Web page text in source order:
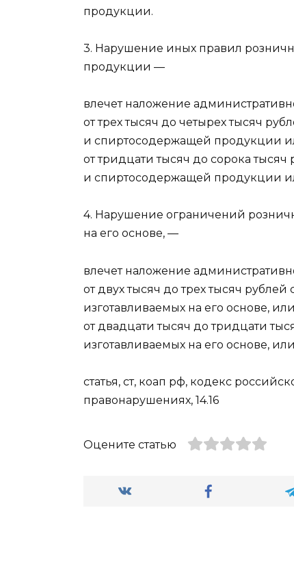
продукции.
3. Нарушение иных правил
продукции —
влечет наложение
от трех тысяч до четырех тысяч
и спиртосодержащей продукции
от тридцати тысяч до сорока
и спиртосодержащей продукции
4. Нарушение ограничений
на его основе, —
влечет наложение
от двух тысяч до трех тысяч
изготавливаемых на его основе,
от двадцати тысяч до тридцати
изготавливаемых на его основе,
статья, ст, коап рф, кодекс
правонарушениях, 14.16
Оцените статью